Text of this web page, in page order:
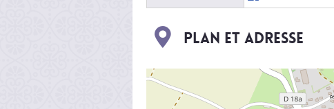
Plan et adresse